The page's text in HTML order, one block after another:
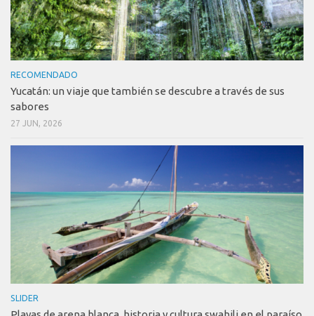
RECOMENDADO
Yucatán: un viaje que también se descubre a través de sus
sabores
27 JUN, 2026
SLIDER